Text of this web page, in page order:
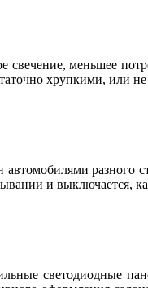
меньшее
хрупкими, или
разного
и выключается,
светодиодные